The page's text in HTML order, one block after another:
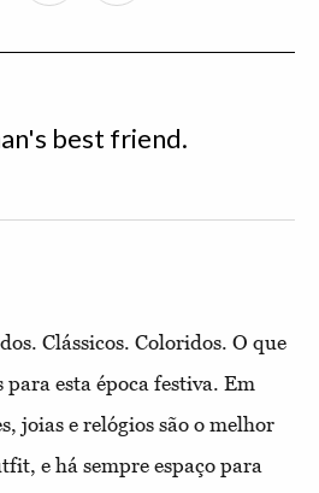
best friend.
Clássicos. Coloridos. O que
para esta época festiva. Em
joias e relógios são o melhor
e há sempre espaço para